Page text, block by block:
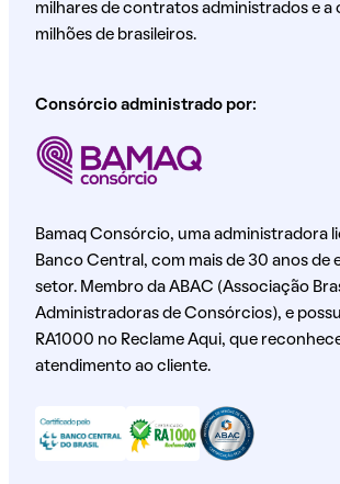
milhares de contratos administrados e a
milhões de brasileiros.
Consórcio administrado por:
Bamaq Consórcio, uma administradora
Banco Central, com mais de 30 anos de
setor. Membro da ABAC (Associação
Administradoras de Consórcios), e
RA1000 no Reclame Aqui, que
atendimento ao cliente.